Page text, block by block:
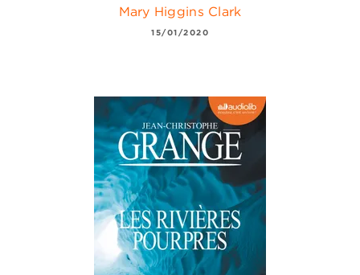
Mary Higgins Clark
15/01/2020